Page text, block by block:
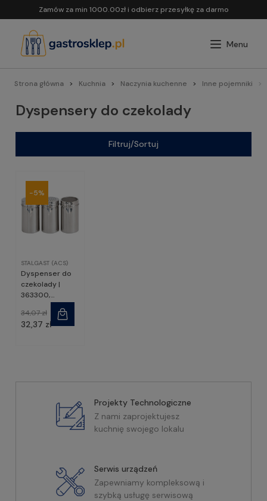
Zamów za min 1000.00zł i odbierz przesyłkę za darmo
Strona główna Kuchnia Naczynia kuchenne Inne pojemniki
Dyspensery do czekolady
Filtruj/Sortuj
STALGAST (ACS)
Dyspenser do
czekolady |
363300,
32,37 zł
34,07 zł
-5%
Projekty Technologiczne
Z nami zaprojektujesz
kuchnię swojego lokalu
Serwis urządzeń
Zapewniamy kompleksową i
szybką usługę serwisową